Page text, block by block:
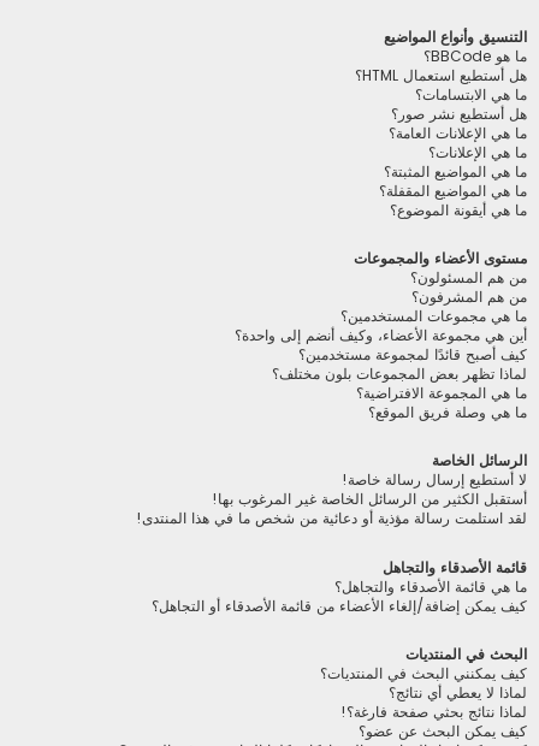
التنسيق وأنواع المواضيع
ما هو BBCode؟
هل أستطيع استعمال HTML؟
ما هي الابتسامات؟
هل أستطيع نشر صور؟
ما هي الإعلانات العامة؟
ما هي الإعلانات؟
ما هي المواضيع المثبتة؟
ما هي المواضيع المقفلة؟
ما هي أيقونة الموضوع؟
مستوى الأعضاء والمجموعات
من هم المسئولون؟
من هم المشرفون؟
ما هي مجموعات المستخدمين؟
أين هي مجموعة الأعضاء، وكيف أنضم إلى واحدة؟
كيف أصبح قائدًا لمجموعة مستخدمين؟
لماذا تظهر بعض المجموعات بلون مختلف؟
ما هي المجموعة الافتراضية؟
ما هي وصلة فريق الموقع؟
الرسائل الخاصة
لا أستطيع إرسال رسالة خاصة!
أستقبل الكثير من الرسائل الخاصة غير المرغوب بها!
لقد استلمت رسالة مؤذية أو دعائية من شخص ما في هذا المنتدى!
قائمة الأصدقاء والتجاهل
ما هي قائمة الأصدقاء والتجاهل؟
كيف يمكن إضافة/إلغاء الأعضاء من قائمة الأصدقاء أو التجاهل؟
البحث في المنتديات
كيف يمكنني البحث في المنتديات؟
لماذا لا يعطي أي نتائج؟
لماذا نتائج بحثي صفحة فارغة؟!
كيف يمكن البحث عن عضو؟